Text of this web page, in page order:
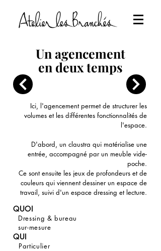
Un agencement
en deux temps
Ici, l'agencement permet de structurer les
volumes et les différentes fonctionnalités de
l'espace.
D'abord, un claustra qui matérialise une
entrée, accompagné par un meuble vide-
poche.
Ce sont ensuite les jeux de profondeurs et de
couleurs qui viennent dessiner un espace de
travail, suivi d'un espace dressing et lecture.
QUOI
Dressing & bureau
sur-mesure
QUI
Particulier